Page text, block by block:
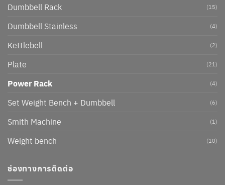
Dumbbell Rack (15)
Dumbbell Stainless (4)
Kettlebell (2)
Plate (21)
Power Rack (4)
Set Weight Bench + Dumbbell (6)
Smith Machine (1)
Weight bench (10)
ช่องทางการติดต่อ